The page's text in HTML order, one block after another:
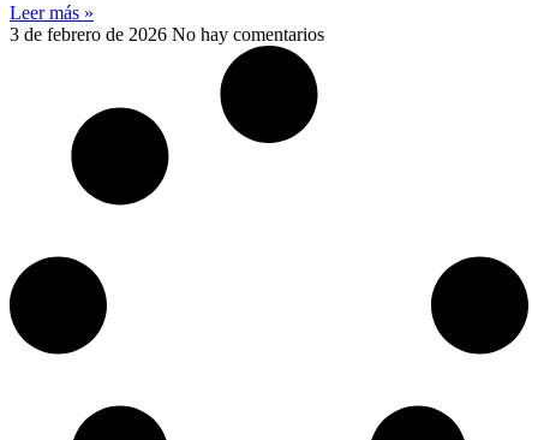
Leer más »
3 de febrero de 2026 No hay comentarios